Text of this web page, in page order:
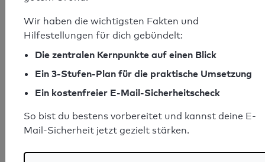
SPF-Check bestanden
Ihr SPF-Record Prüfergebnis
SPF-Record gefunden
Syntaxprüfung: 0 Fehler
Wir haben die wichtigsten Fakten und
Hilfestellungen für dich gebündelt:
Die zentralen Kernpunkte auf einen Blick
Ein 3-Stufen-Plan für die praktische Umsetzung
Ein kostenfreier E-Mail-Sicherheitscheck
So bist du bestens vorbereitet und kannst deine E-
Mail-Sicherheit jetzt gezielt stärken.